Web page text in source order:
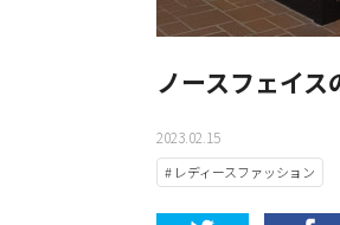
ノースフェイ
2023.02.15
# レディースファッション